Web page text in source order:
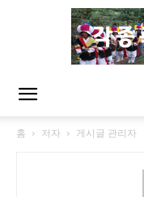
홈 저자 게시글 관리자